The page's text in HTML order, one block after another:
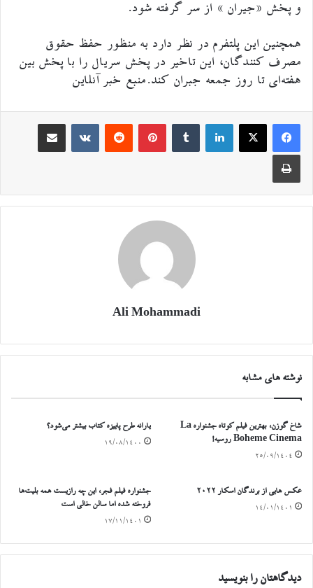
و پخش «جیران » از سر گرفته شود.
همچنین این پلتفرم در نظر دارد به منظور حفظ حقوق
مصرف کنندگان، این تاخیر در پخش سریال را با پخش بین
هفته‌ای تا روز جمعه جبران کند.منبع خبر آنلاین
لینکدین‫تامبلر ‫پین‌ترست‫رددیت ‫VKontakte
اشتراک گذاری از طریق ایمیل
چاپ
Ali Mohammadi
نوشته های مشابه
شاخ گوزن، بهترین فیلم کوتاه جشنواره La
Boheme Cinema روسیه!
۲۵/۰۹/۱۴۰۴
یارانه طرح پاییزه کتاب بیشتر می‌شود؟
۱۹/۰۸/۱۴۰۰
عکس هایی از برندگان اسکار ۲۰۲۲
۱۴/۰۱/۱۴۰۱
جشنواره فیلم فجر، این چه رازیست همه بلیت‌ها
فروخته شده اما سالن خالی است
۱۷/۱۱/۱۴۰۱
دیدگاهتان را بنویسید